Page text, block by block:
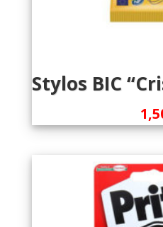
Stylos BIC